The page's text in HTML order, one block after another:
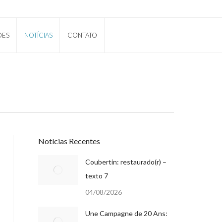
NOTÍCIAS CONTATO
Notícias Recentes
Coubertin: restaurado(r) –
texto 7
04/08/2026
Une Campagne de 20 Ans: